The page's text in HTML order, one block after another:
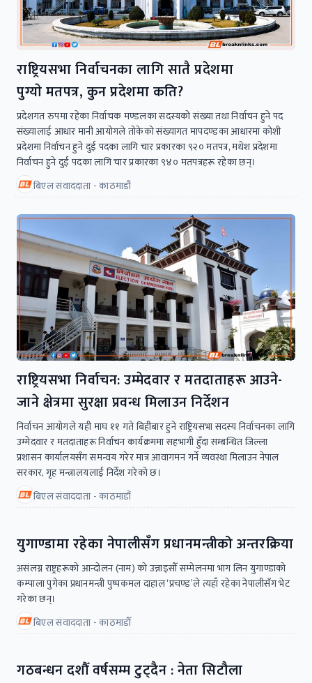
राष्ट्रियसभा निर्वाचनका लागि सातै प्रदेशमा
पुग्याे मतपत्र, कुन प्रदेशमा कति?
प्रदेशगत रुपमा रहेका निर्वाचक मण्डलका सदस्यको संख्या तथा निर्वाचन हुने पद
संख्यालाई आधार मानी आयोगले तोकेको संख्यागत मापदण्डका आधारमा कोशी
प्रदेशमा निर्वाचन हुने दुई पदका लागि चार प्रकारका ९२० मतपत्र, मधेश प्रदेशमा
निर्वाचन हुने दुई पदका लागि चार प्रकारका ९४० मतपत्रहरू रहेका छन्।
बिएल संवाददाता - काठमाडौं
राष्ट्रियसभा निर्वाचन: उम्मेदवार र मतदाताहरू आउने-
जाने क्षेत्रमा सुरक्षा प्रवन्ध मिलाउन निर्देशन
निर्वाचन आयोगले यही माघ ११ गते बिहीबार हुने राष्ट्रियसभा सदस्य निर्वाचनका लागि
उम्मेदवार र मतदाताहरू निर्वाचन कार्यक्रममा सहभागी हुँदा सम्बन्धित जिल्ला
प्रशासन कार्यालयसँग समन्वय गरेर मात्र आवागमन गर्ने व्यवस्था मिलाउन नेपाल
सरकार, गृह मन्त्रालयलाई निर्देश गरेको छ।
बिएल संवाददाता - काठमाडौं
युगाण्डामा रहेका नेपालीसँग प्रधानमन्त्रीको अन्तरक्रिया
असंलग्न राष्ट्रहरूको आन्दोलन (नाम) को उन्नाइसौँ सम्मेलनमा भाग लिन युगाण्डाको
कम्पाला पुगेका प्रधानमन्त्री पुष्पकमल दाहाल ‘प्रचण्ड’ले त्यहाँ रहेका नेपालीसँग भेट
गरेका छन्।
बिएल संवाददाता - काठमाडाैँ
गठबन्धन दशौँ वर्षसम्म टुट्दैन : नेता सिटौला